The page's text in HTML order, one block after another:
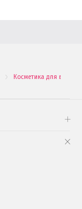
. Косметика для волос